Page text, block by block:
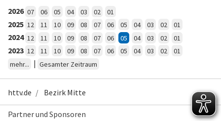
2026 07 06 05 04 03 02 01
2025 12 11 10 09 08 07 06 05 04 03 02 01
2024 12 11 10 09 08 07 06 05 04 03 02 01
2023 12 11 10 09 08 07 06 05 04 03 02
01
mehr...
| Gesamter Zeitraum
httv.de Bezirk Mitte
Partner und Sponsoren